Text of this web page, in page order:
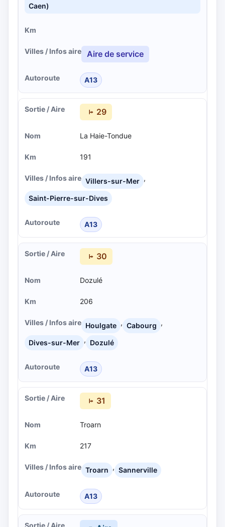
Caen)
Aire de service
A13
29
La Haie-Tondue
191
Villers-sur-Mer ,
Saint-Pierre-sur-Dives
A13
30
Dozulé
206
Houlgate , Cabourg ,
Dives-sur-Mer , Dozulé
A13
31
Troarn
217
Troarn , Sannerville
A13